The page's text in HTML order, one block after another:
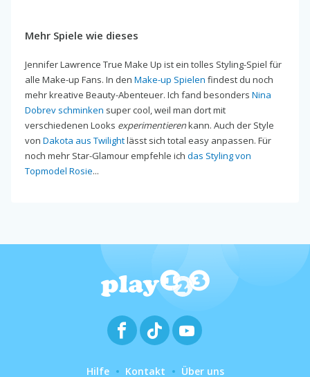
Mehr Spiele wie dieses
Jennifer Lawrence True Make Up ist ein tolles Styling-Spiel für
alle Make-up Fans. In den Make-up Spielen findest du noch
mehr kreative Beauty-Abenteuer. Ich fand besonders Nina
Dobrev schminken super cool, weil man dort mit
verschiedenen Looks experimentierenkann. Auch der Style
von Dakota aus Twilightlässt sich total easy anpassen. Für
noch mehr Star-Glamour empfehle ich das Styling von
Topmodel Rosie...
Hilfe Kontakt Über uns